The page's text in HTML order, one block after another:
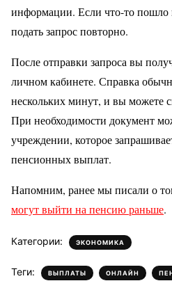
информации. Если что-то пошло
подать запрос повторно.
После отправки запроса вы
личном кабинете. Справка
нескольких минут, и вы можете
При необходимости документ
учреждении, которое
пенсионных выплат.
Напомним, ранее мы писали о
могут выйти на пенсию раньше.
Категории: ЭКОНОМИКА
Теги: ВЫПЛАТЫ , ОНЛАЙН ,